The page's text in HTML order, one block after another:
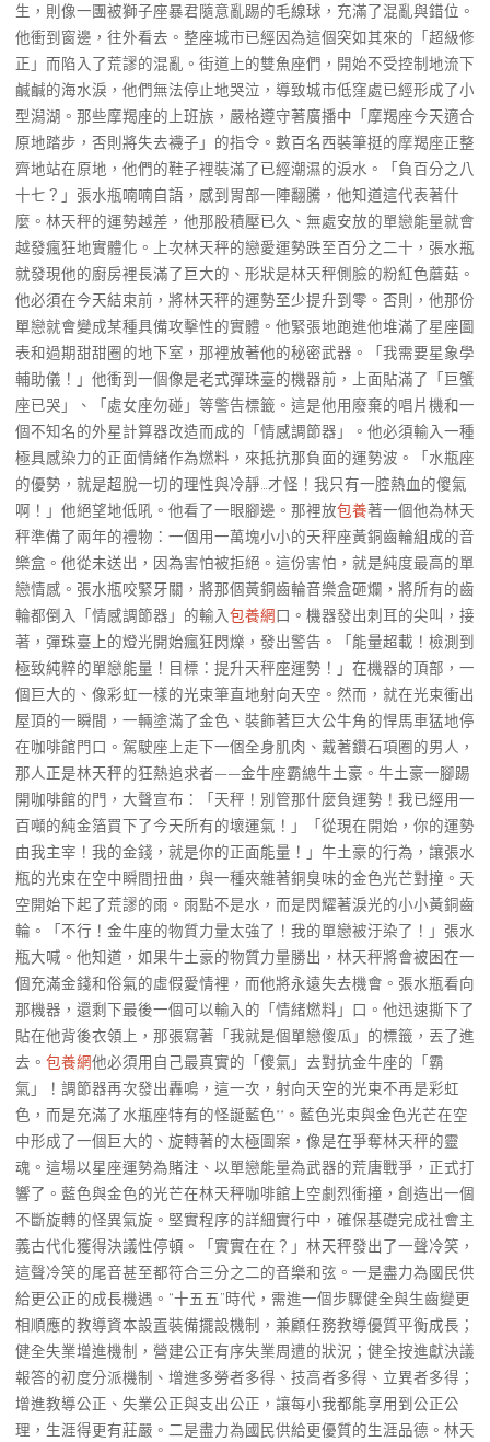
生，則像一團被獅子座暴君隨意亂踢的毛線球，充滿了混亂與錯位。
他衝到窗邊，往外看去。整座城市已經因為這個突如其來的「超級修
正」而陷入了荒謬的混亂。街道上的雙魚座們，開始不受控制地流下
鹹鹹的海水淚，他們無法停止地哭泣，導致城市低窪處已經形成了小
型潟湖。那些摩羯座的上班族，嚴格遵守著廣播中「摩羯座今天適合
原地踏步，否則將失去襪子」的指令。數百名西裝筆挺的摩羯座正整
齊地站在原地，他們的鞋子裡裝滿了已經潮濕的淚水。「負百分之八
十七？」張水瓶喃喃自語，感到胃部一陣翻騰，他知道這代表著什
麼。林天秤的運勢越差，他那股積壓已久、無處安放的單戀能量就會
越發瘋狂地實體化。上次林天秤的戀愛運勢跌至百分之二十，張水瓶
就發現他的廚房裡長滿了巨大的、形狀是林天秤側臉的粉紅色蘑菇。
他必須在今天結束前，將林天秤的運勢至少提升到零。否則，他那份
單戀就會變成某種具備攻擊性的實體。他緊張地跑進他堆滿了星座圖
表和過期甜甜圈的地下室，那裡放著他的秘密武器。「我需要星象學
輔助儀！」他衝到一個像是老式彈珠臺的機器前，上面貼滿了「巨蟹
座已哭」、「處女座勿碰」等警告標籤。這是他用廢棄的唱片機和一
個不知名的外星計算器改造而成的「情感調節器」。他必須輸入一種
極具感染力的正面情緒作為燃料，來抵抗那負面的運勢波。「水瓶座
的優勢，就是超脫一切的理性與冷靜…才怪！我只有一腔熱血的傻氣
啊！」他絕望地低吼。他看了一眼腳邊。那裡放包養著一個他為林天
秤準備了兩年的禮物：一個用一萬塊小小的天秤座黃銅齒輪組成的音
樂盒。他從未送出，因為害怕被拒絕。這份害怕，就是純度最高的單
戀情感。張水瓶咬緊牙關，將那個黃銅齒輪音樂盒砸爛，將所有的齒
輪都倒入「情感調節器」的輸入包養網口。機器發出刺耳的尖叫，接
著，彈珠臺上的燈光開始瘋狂閃爍，發出警告。「能量超載！檢測到
極致純粹的單戀能量！目標：提升天秤座運勢！」在機器的頂部，一
個巨大的、像彩虹一樣的光束筆直地射向天空。然而，就在光束衝出
屋頂的一瞬間，一輛塗滿了金色、裝飾著巨大公牛角的悍馬車猛地停
在咖啡館門口。駕駛座上走下一個全身肌肉、戴著鑽石項圈的男人，
那人正是林天秤的狂熱追求者——金牛座霸總牛土豪。牛土豪一腳踢
開咖啡館的門，大聲宣布：「天秤！別管那什麼負運勢！我已經用一
百噸的純金箔買下了今天所有的壞運氣！」「從現在開始，你的運勢
由我主宰！我的金錢，就是你的正面能量！」牛土豪的行為，讓張水
瓶的光束在空中瞬間扭曲，與一種夾雜著銅臭味的金色光芒對撞。天
空開始下起了荒謬的雨。雨點不是水，而是閃耀著淚光的小小黃銅齒
輪。「不行！金牛座的物質力量太強了！我的單戀被汙染了！」張水
瓶大喊。他知道，如果牛土豪的物質力量勝出，林天秤將會被困在一
個充滿金錢和俗氣的虛假愛情裡，而他將永遠失去機會。張水瓶看向
那機器，還剩下最後一個可以輸入的「情緒燃料」口。他迅速撕下了
貼在他背後衣領上，那張寫著「我就是個單戀傻瓜」的標籤，丟了進
去。 包養網他必須用自己最真實的「傻氣」去對抗金牛座的「霸
氣」！調節器再次發出轟鳴，這一次，射向天空的光束不再是彩虹
色，而是充滿了水瓶座特有的怪誕藍色**。藍色光束與金色光芒在空
中形成了一個巨大的、旋轉著的太極圖案，像是在爭奪林天秤的靈
魂。這場以星座運勢為賭注、以單戀能量為武器的荒唐戰爭，正式打
響了。藍色與金色的光芒在林天秤咖啡館上空劇烈衝撞，創造出一個
不斷旋轉的怪異氣旋。堅實程序的詳細實行中，確保基礎完成社會主
義古代化獲得決議性停頓。「實實在在？」林天秤發出了一聲冷笑，
這聲冷笑的尾音甚至都符合三分之二的音樂和弦。一是盡力為國民供
給更公正的成長機遇。“十五五”時代，需進一個步驟健全與生齒變更
相順應的教導資本設置裝備擺設機制，兼顧任務教導優質平衡成長；
健全失業增進機制，營建公正有序失業周遭的狀況；健全按進獻決議
報答的初度分派機制、增進多勞者多得、技高者多得、立異者多得；
增進教導公正、失業公正與支出公正，讓每小我都能享用到公正公
理，生涯得更有莊嚴。二是盡力為國民供給更優質的生涯品德。林天